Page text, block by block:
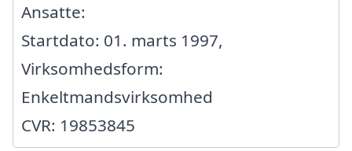
Ansatte:
Startdato: 01. marts 1997,
Virksomhedsform:
Enkeltmandsvirksomhed
CVR: 19853845